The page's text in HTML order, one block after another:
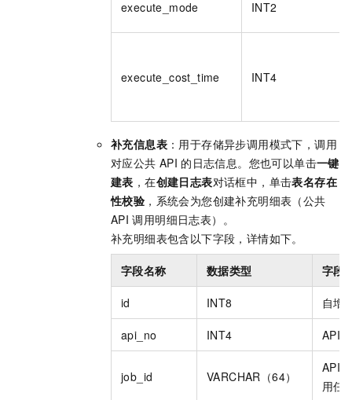
execute_mode INT2
execute_cost_time INT4
补充信息表 ：用于存储异步调用模式下，调用
对应公共 API 的日志信息。您也可以单击一键
建表 ，在创建日志表对话框中，单击表名存在
性校验 ，系统会为您创建补充明细表（公共
API 调用明细日志表）。
补充明细表包含以下字段，详情如下。
字段名称 数据类型 字段
id INT8 自增
api_no INT4 API
job_id VARCHAR（64）
API
用任